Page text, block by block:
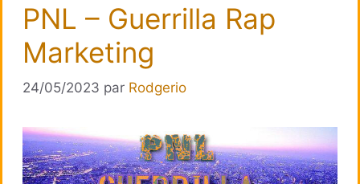
PNL – Guerrilla Rap
Marketing
24/05/2023 par Rodgerio